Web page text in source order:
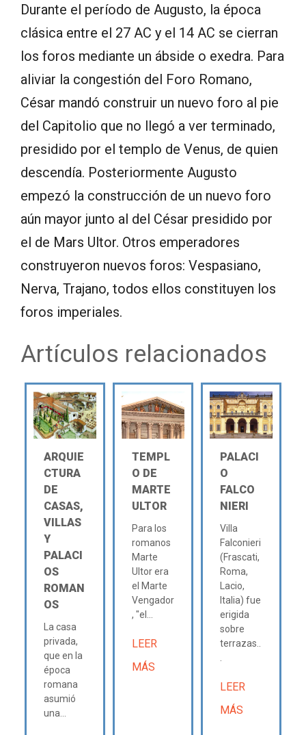
Durante el período de Augusto, la época
clásica entre el 27 AC y el 14 AC se cierran
los foros mediante un ábside o exedra. Para
aliviar la congestión del Foro Romano,
César mandó construir un nuevo foro al pie
del Capitolio que no llegó a ver terminado,
presidido por el templo de Venus, de quien
descendía. Posteriormente Augusto
empezó la construcción de un nuevo foro
aún mayor junto al del César presidido por
el de Mars Ultor. Otros emperadores
construyeron nuevos foros: Vespasiano,
Nerva, Trajano, todos ellos constituyen los
foros imperiales.
Artículos relacionados
ARQUIE
CTURA
DE
CASAS,
VILLAS
Y
PALACI
OS
ROMAN
OS
La casa
privada,
que en la
época
romana
asumió
una...
TEMPL
O DE
MARTE
ULTOR
Para los
romanos
Marte
Ultor era
el Marte
Vengador
, "el...
LEER
MÁS
PALACI
O
FALCO
NIERI
Villa
Falconieri
(Frascati,
Roma,
Lacio,
Italia) fue
erigida
sobre
terrazas..
.
LEER
MÁS